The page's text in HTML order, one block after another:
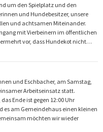
um den Spielplatz und den
und Hundebesitzer, unsere
und achtsamen Miteinander.
mit Vierbeinern im öffentlichen
vor, dass Hundekot nicht…
und Eschbacher, am Samstag,
Arbeitseinsatz statt.
Ende ist gegen 12:00 Uhr
es am Gemeindehaus einen kleinen
möchten wir wieder